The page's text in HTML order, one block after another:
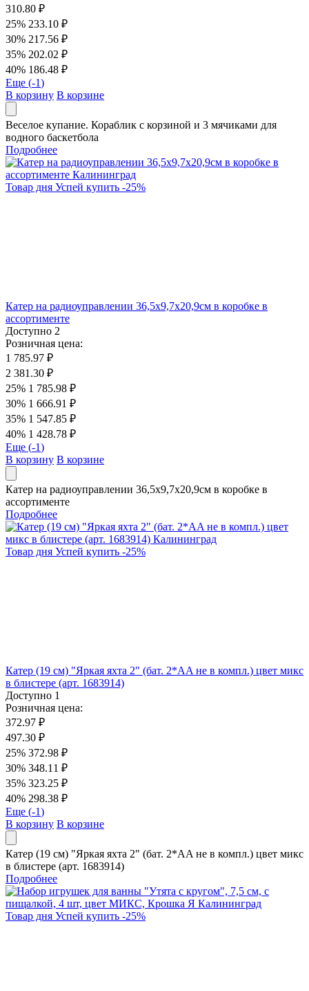
310.80 ₽
25% 233.10 ₽
30% 217.56 ₽
35% 202.02 ₽
40% 186.48 ₽
Еще (-1)
В корзину В корзине
Веселое купание. Кораблик с корзиной и 3 мячиками для
водного баскетбола
Подробнее
Товар дня Успей купить -25%
Катер на радиоуправлении 36,5х9,7х20,9см в коробке в
ассортименте
Доступно 2
Розничная цена:
1 785.97 ₽
2 381.30 ₽
25% 1 785.98 ₽
30% 1 666.91 ₽
35% 1 547.85 ₽
40% 1 428.78 ₽
Еще (-1)
В корзину В корзине
Катер на радиоуправлении 36,5х9,7х20,9см в коробке в
ассортименте
Подробнее
Товар дня Успей купить -25%
Катер (19 см) "Яркая яхта 2" (бат. 2*AA не в компл.) цвет микс
в блистере (арт. 1683914)
Доступно 1
Розничная цена:
372.97 ₽
497.30 ₽
25% 372.98 ₽
30% 348.11 ₽
35% 323.25 ₽
40% 298.38 ₽
Еще (-1)
В корзину В корзине
Катер (19 см) "Яркая яхта 2" (бат. 2*AA не в компл.) цвет микс
в блистере (арт. 1683914)
Подробнее
Товар дня Успей купить -25%